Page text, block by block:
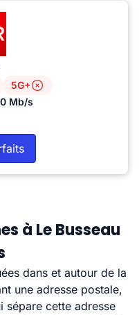
5G+
Mb/s
à Le Busseau
dans et autour de la
une adresse postale,
sépare cette adresse